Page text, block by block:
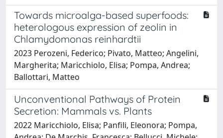
Towards microalga-based superfoods:
heterologous expression of zeolin in
Chlamydomonas reinhardtii
2023 Perozeni, Federico; Pivato, Matteo; Angelini,
Margherita; Maricchiolo, Elisa; Pompa, Andrea;
Ballottari, Matteo
Unconventional Pathways of Protein
Secretion: Mammals vs. Plants
2022 Maricchiolo, Elisa; Panfili, Eleonora; Pompa,